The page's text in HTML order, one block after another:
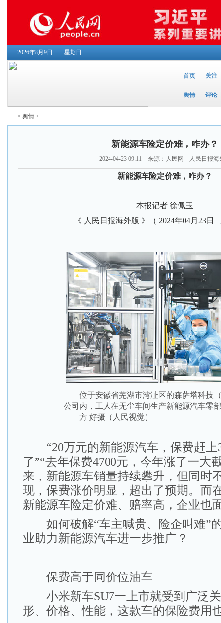
2026年8月9日 星期日
首页 关注
舆情 评论
> 舆情 >
新能源车险定价难，咋办？
2024-04-23 09:11 来源：人民网－人民日报海
新能源车险定价难，咋办？
本报记者 徐佩玉
《 人民日报海外版 》（ 2024年04月23日
位于安徽省芜湖市湾沚区的森萨塔科技
公司内，工人在无尘车间生产新能源汽车零
方 好摄（人民视觉）
“20万元的新能源汽车，保费赶上
了”“去年保费4700元，今年涨了一
来，新能源车销量持续攀升，但同时
现，保费涨价明显，超出了预期。而
新能源车险定价难、赔率高，企业也
如何破解“车主喊贵、险企叫难”
业助力新能源汽车进一步推广？
保费高于同价位油车
小米新车SU7一上市就受到广泛关
形、价格、性能，这款车的保险费用